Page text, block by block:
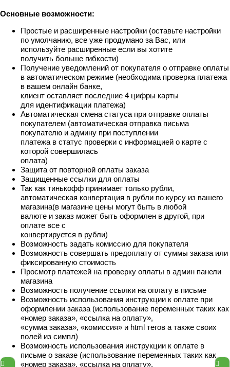
Основные возможности:
Простые и расширенные настройки (оставьте настройки
по умолчанию, все уже продумано за Вас, или
используйте расширенные если вы хотите
получить больше гибкости)
Получение уведомлений от покупателя о отправке оплаты
в автоматическом режиме (необходима проверка платежа
в вашем онлайн банке,
клиент оставляет последние 4 цифры карты
для идентификации платежа)
Автоматическая смена статуса при отправке оплаты
покупателем (автоматическая отправка письма
покупателю и админу при поступлении
платежа в статус проверки с информацией о карте с
которой совершилась
оплата)
Защита от повторной оплаты заказа
Защищенные ссылки для оплаты
Так как тинькофф принимает только рубли,
автоматическая конвертация в рубли по курсу из вашего
магазина(в магазине цены могут быть в любой
валюте и заказ может быть оформлен в другой, при
оплате все с
конвертируется в рубли)
Возможность задать комиссию для покупателя
Возможность совершать предоплату от суммы заказа или
фиксированную стоимость
Просмотр платежей на проверку оплаты в админ панели
магазина
Возможность получение ссылки на оплату в письме
Возможность использования инструкции к оплате при
оформлении заказа (использование переменных таких как
«номер заказа», «ссылка на оплату»,
«сумма заказа», «комиссия» и html тегов а также своих
полей из симпл)
Возможность использования инструкции к оплате в
письме о заказе (использование переменных таких как
«номер заказа», «ссылка на оплату»,